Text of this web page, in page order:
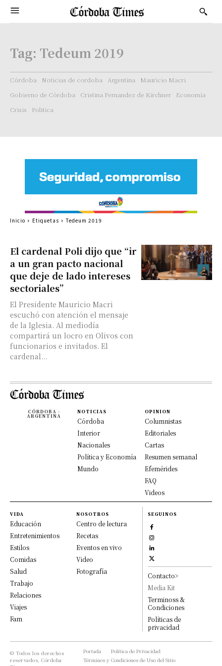
Tag: Tedeum 2019
Córdoba Noticias de cordoba Argentina
Mauricio Macri
Gobierno de Córdoba
Cristina Fernandez de Kirchner
Economía
Crisis
Politica
El cardenal Poli dijo que “ir
a un gran pacto nacional
que deje de lado intereses
sectoriales”
El Presidente Mauricio Macri
escuchó con atención el mensaje
de la Iglesia. Al mediodía
compartirá un locro en Olivos con
funcionarios e invitados. El
cardenal...
Inicio Etiquetas Tedeum 2019
CÓRDOBA -
ARGENTINA
NOTICIAS
Córdoba
Interior
Nacionales
Política y Economía
Mundo
OPINION
Columnistas
Editoriales
Cartas
Resumen semanal
Efemérides
FAQ
Videos
VIDA
Educación
Entretenimientos
Estilos
Comidas
Salud
Trabajo
Relaciones
Viajes
Fam
NOSOTROS
Centro de lectura
Recetas
Eventos en vivo
Video
Fotografía
SEGUINOS
Contacto>
Media Kit
Terminoss &
Condiciones
Políticas de
privacidad
© Todos los derechos
reservados, Córdoba
Portada
Política de Privacidad
Términos y Condiciones de Uso del Sitio